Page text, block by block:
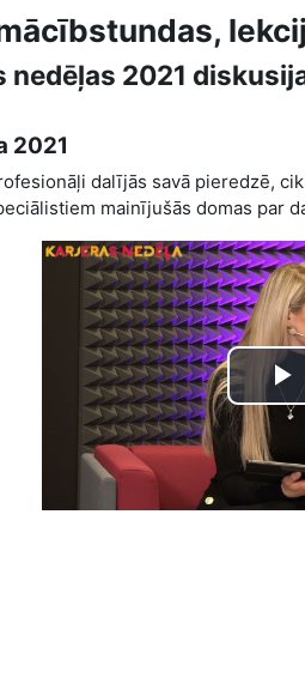
nedēļas 2021
2021
dalījās savā pieredzē,
mainījušās domas par